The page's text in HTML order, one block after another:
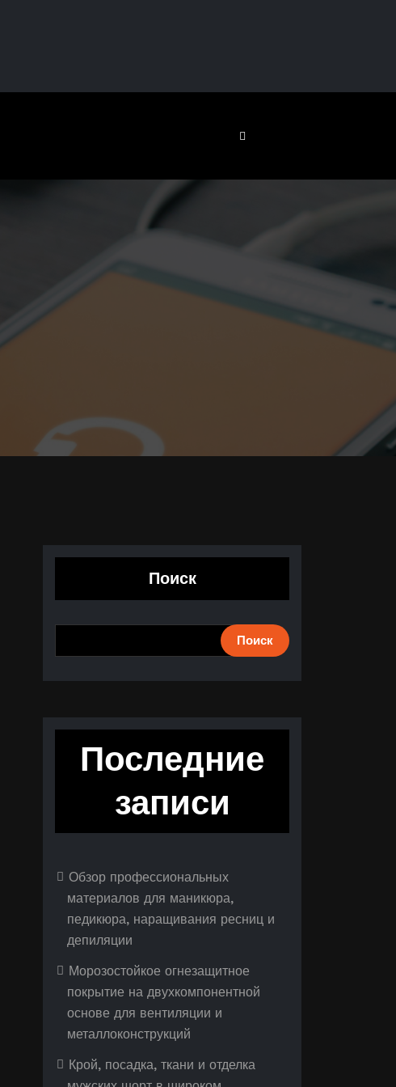
Поиск
Поиск
Последние
записи
Обзор профессиональных
материалов для маникюра,
педикюра, наращивания ресниц и
депиляции
Морозостойкое огнезащитное
покрытие на двухкомпонентной
основе для вентиляции и
металлоконструкций
Крой, посадка, ткани и отделка